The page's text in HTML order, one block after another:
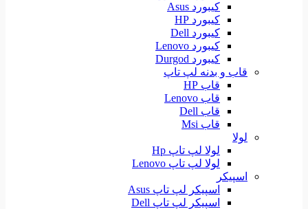
کیبورد Asus
کیبورد HP
کیبورد Dell
کیبورد Lenovo
کیبورد Durgod
قاب و بدنه لپ تاپ
قاب HP
قاب Lenovo
قاب Dell
قاب Msi
لولا
لولا لپ تاپ Hp
لولا لپ تاپ Lenovo
اسپیکر
اسپیکر لپ تاپ Asus
اسپیکر لپ تاپ Dell